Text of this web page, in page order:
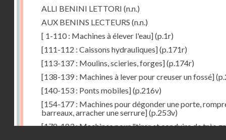
ALLI BENINI LETTORI (n.n.)
AUX BENINS LECTEURS (n.n.)
[ 1-110 : Machines à élever l'eau](p.1r)
[111-112 : Caissons hydrauliques](p.171r)
[113-137 : Moulins, scieries, forges](p.174r)
[138-139 : Machines à lever pour creuser un fossé]
[140-153 : Ponts mobiles](p.216v)
[154-177 : Machines pour dégonder une porte,
barreaux, arracher une serrure](p.253v)
[178-183 : Machines pour "tirer et conduire de très